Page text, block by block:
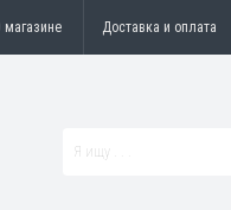
магазине Доставка и оплата